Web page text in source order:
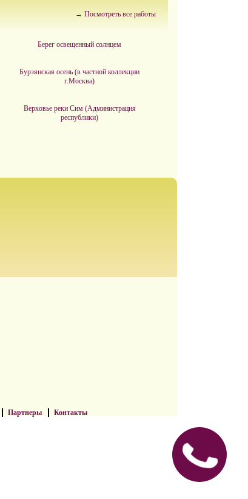
→ Посмотреть все работы
Берег освещенный солнцем
Бурзянская осень (в частной коллекции
г.Москва)
Верховье реки Сим (Администрация
республики)
Партнеры Контакты